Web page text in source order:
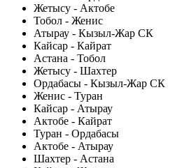
Жетысу - Актобе
Тобол - Женис
Атырау - Кызыл-Жар СК
Кайсар - Кайрат
Астана - Тобол
Жетысу - Шахтер
Ордабасы - Кызыл-Жар СК
Женис - Туран
Кайсар - Атырау
Актобе - Кайрат
Туран - Ордабасы
Актобе - Атырау
Шахтер - Астана